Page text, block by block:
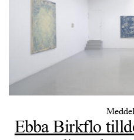
Ebba Birkflo